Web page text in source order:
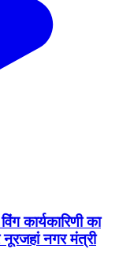
कार्यकारिणी का
नगर मंत्री